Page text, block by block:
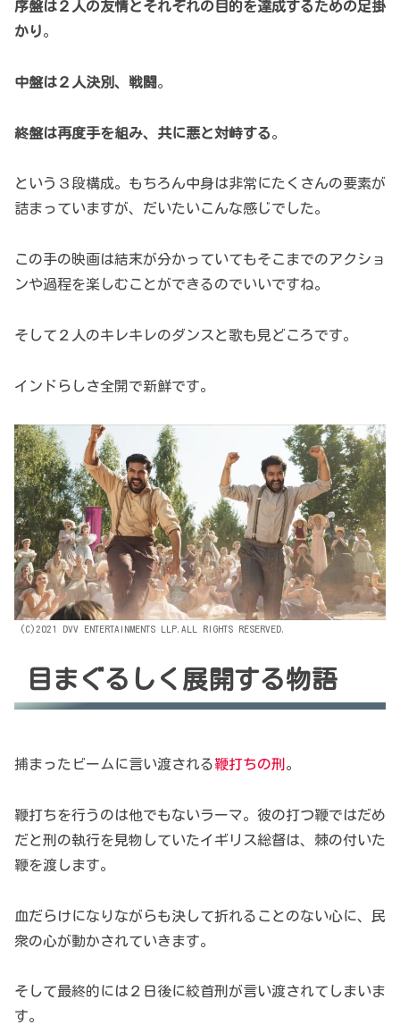
序盤は２人の友情とそれぞれの目的を達成するための足掛
かり。
中盤は２人決別、戦闘。
終盤は再度手を組み、共に悪と対峙する。
という３段構成。もちろん中身は非常にたくさんの要素が
詰まっていますが、だいたいこんな感じでした。
この手の映画は結末が分かっていてもそこまでのアクショ
ンや過程を楽しむことができるのでいいですね。
そして２人のキレキレのダンスと歌も見どころです。
インドらしさ全開で新鮮です。
(C)2021 DVV ENTERTAINMENTS LLP.ALL RIGHTS RESERVED.
目まぐるしく展開する物語
捕まったビームに言い渡される鞭打ちの刑 。
鞭打ちを行うのは他でもないラーマ。彼の打つ鞭ではだめ
だと刑の執行を見物していたイギリス総督は、棘の付いた
鞭を渡します。
血だらけになりながらも決して折れることのない心に、民
衆の心が動かされていきます。
そして最終的には２日後に絞首刑が言い渡されてしまいま
す。